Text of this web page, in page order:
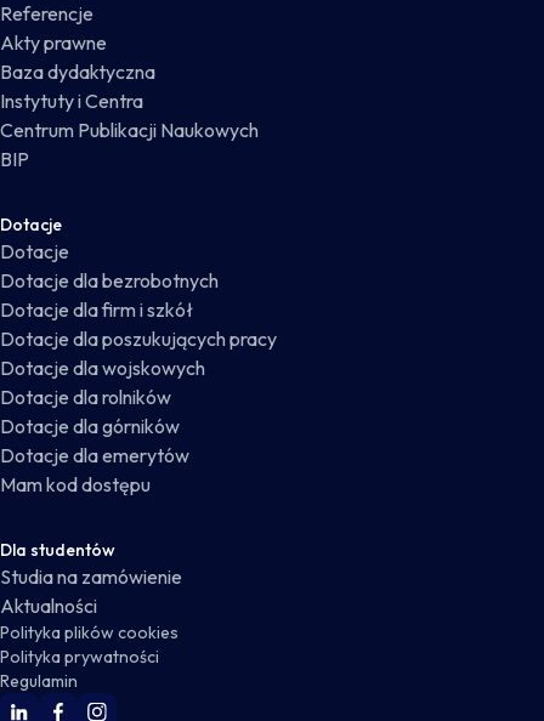
Referencje
Akty prawne
Baza dydaktyczna
Instytuty i Centra
Centrum Publikacji Naukowych
BIP
Dotacje
Dotacje
Dotacje dla bezrobotnych
Dotacje dla firm i szkół
Dotacje dla poszukujących pracy
Dotacje dla wojskowych
Dotacje dla rolników
Dotacje dla górników
Dotacje dla emerytów
Mam kod dostępu
Dla studentów
Studia na zamówienie
Aktualności
Polityka plików cookies
Polityka prywatności
Regulamin
WSKZ Linkedin
WSKZ Facebook
WSKZ Instagram